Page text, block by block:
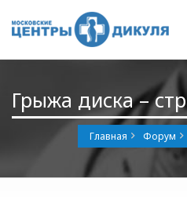
Грыжа диска –
Главная Форум